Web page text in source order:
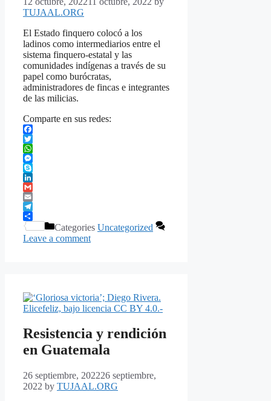
TUJAAL.ORG
El Estado finquero colocó a los
ladinos como intermediarios entre el
sistema finquero-estatal y las
comunidades indígenas a través de su
papel como burócratas,
administradores de fincas e integrantes
de las milicias.
Comparte en sus redes:
Facebook
Twitter
WhatsApp
Messenger
Skype
LinkedIn
Gmail
Email
Telegram
ShareCategories Uncategorized
Leave a comment
Resistencia y rendición
en Guatemala
26 septiembre, 202226 septiembre,
2022 by TUJAAL.ORG